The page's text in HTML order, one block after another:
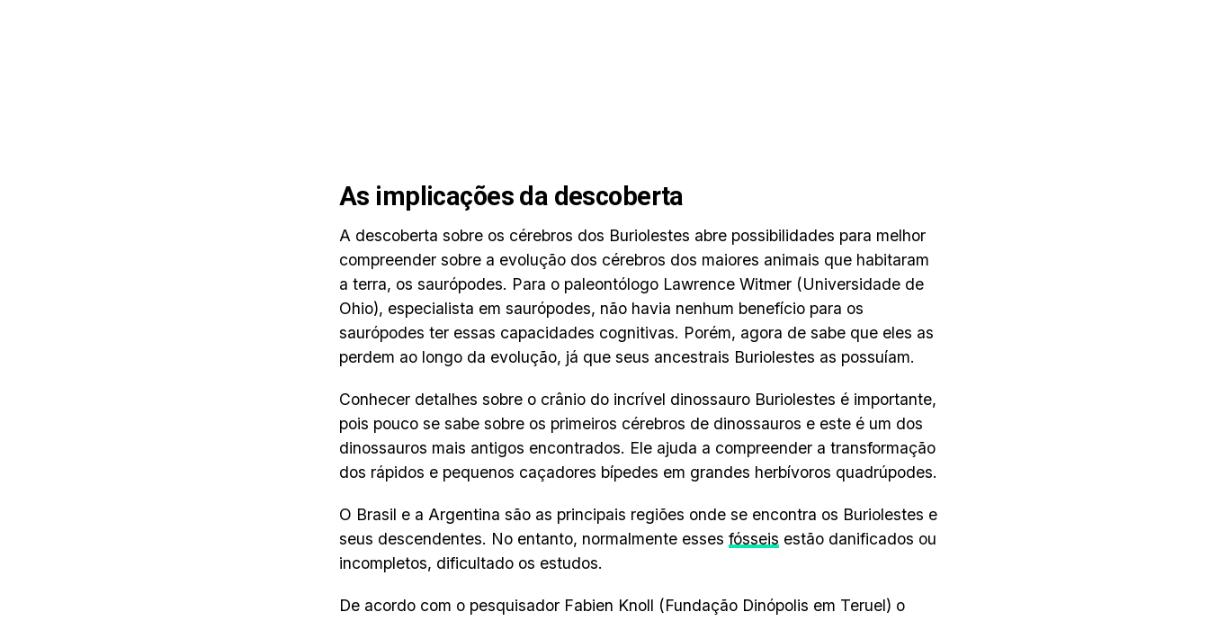
As implicações da descoberta
A descoberta sobre os cérebros dos Buriolestes abre possibilidades para melhor
compreender sobre a evolução dos cérebros dos maiores animais que habitaram
a terra, os saurópodes. Para o paleontólogo Lawrence Witmer (Universidade de
Ohio), especialista em saurópodes, não havia nenhum benefício para os
saurópodes ter essas capacidades cognitivas. Porém, agora de sabe que eles as
perdem ao longo da evolução, já que seus ancestrais Buriolestes as possuíam.
Conhecer detalhes sobre o crânio do incrível dinossauro Buriolestes é importante,
pois pouco se sabe sobre os primeiros cérebros de dinossauros e este é um dos
dinossauros mais antigos encontrados. Ele ajuda a compreender a transformação
dos rápidos e pequenos caçadores bípedes em grandes herbívoros quadrúpodes.
O Brasil e a Argentina são as principais regiões onde se encontra os Buriolestes e
seus descendentes. No entanto, normalmente esses fósseis estão danificados ou
incompletos, dificultado os estudos.
De acordo com o pesquisador Fabien Knoll (Fundação Dinópolis em Teruel) o